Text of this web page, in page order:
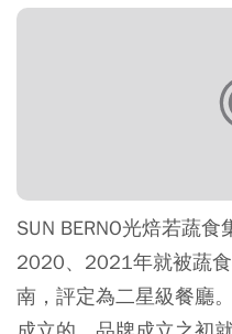
SUN BERNO光焙若蔬
2020、2021年就被蔬
南，評定為二星級餐廳